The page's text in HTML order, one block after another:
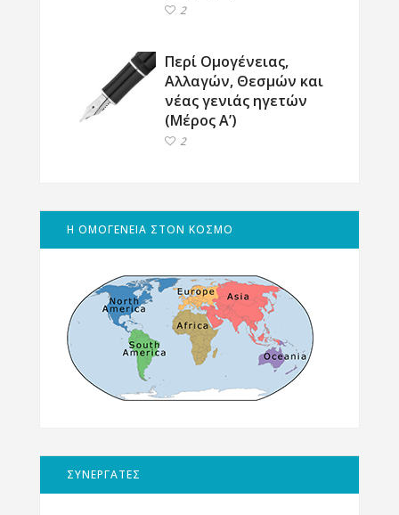
2
Περί Ομογένειας,
Αλλαγών, Θεσμών και
νέας γενιάς ηγετών
(Μέρος Α’)
2
Η ΟΜΟΓΕΝΕΙΑ ΣΤΟΝ ΚΟΣΜΟ
ΣΥΝΕΡΓΑΤΕΣ